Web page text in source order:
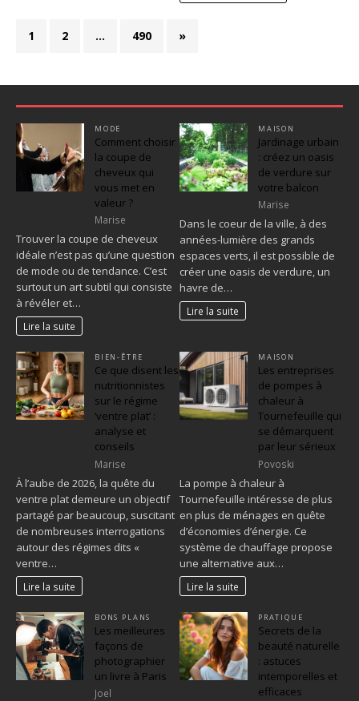
1 2 … 490 »
MODE
Comment choisir
la coupe de
cheveux qui
vous met en
valeur ?
Marise
Trouver la coupe de cheveux
idéale n’est pas qu’une question
de mode ou de tendance. C’est
surtout un art subtil qui consiste
à révéler et…
Lire la suite
MAISON
Jardinage urbain
: créez un oasis
de verdure sur
votre balcon
Marise
Dans le coeur de la ville, à des
années-lumière des grands
espaces verts, il est possible de
créer une oasis de verdure, un
havre de…
Lire la suite
BIEN-ÊTRE
Ce que disent les
nutritionnistes
sur le régime
‘ventre plat’ :
analyse et
conseils
Marise
À l’aube de 2026, la quête du
ventre plat demeure un objectif
partagé par beaucoup, suscitant
de nombreuses interrogations
autour des régimes dits «
ventre…
Lire la suite
MAISON
Les entreprises
de pompes à
chaleur à
Tournefeuille qui
se démarquent
par leur sérieux
Povoski
La pompe à chaleur à
Tournefeuille intéresse de plus
en plus de ménages en quête
d’économies d’énergie. Ce
système de chauffage propose
une alternative aux…
Lire la suite
BONS PLANS
Les meilleures
façons de
photographier
un livre à Paris
Joel
PRATIQUE
Secrets de la
beauté naturelle
: astuces
intemporelles et
efficaces